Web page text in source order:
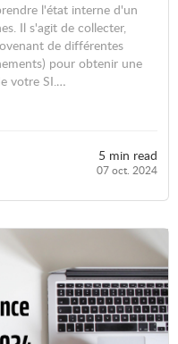
l'état interne d'un
Il s'agit de collecter,
de différentes
pour obtenir une
votre SI.…
5 min read
07 oct. 2024